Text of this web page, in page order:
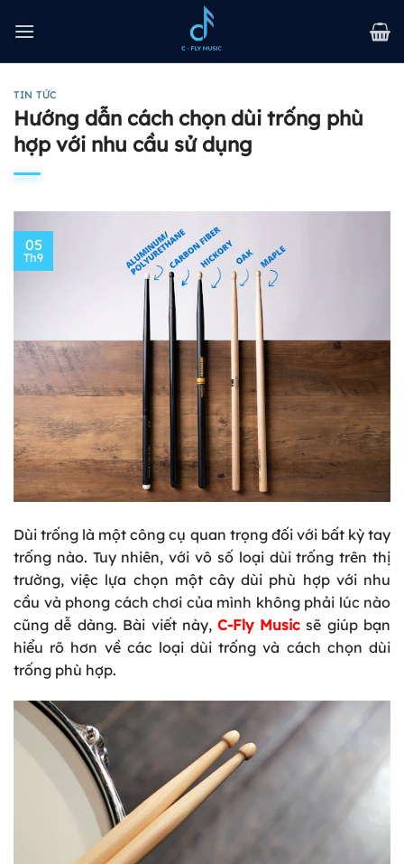
qua
TIN TỨC
Hướng dẫn cách chọn dùi trống phù
hợp với nhu cầu sử dụng
05
Th9
Dùi trống là một công cụ quan trọng đối với bất kỳ tay
trống nào. Tuy nhiên, với vô số loại dùi trống trên thị
trường, việc lựa chọn một cây dùi phù hợp với nhu
cầu và phong cách chơi của mình không phải lúc nào
cũng dễ dàng. Bài viết này,C-Fly Musicsẽ giúp bạn
hiểu rõ hơn về các loại dùi trống và cách chọn dùi
trống phù hợp.